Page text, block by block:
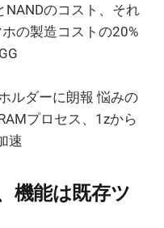
NANDのコスト、それ
の製造コストの20%
ルダーに朗報 悩みの
プロセス、1zから
速
機能は既存ツ